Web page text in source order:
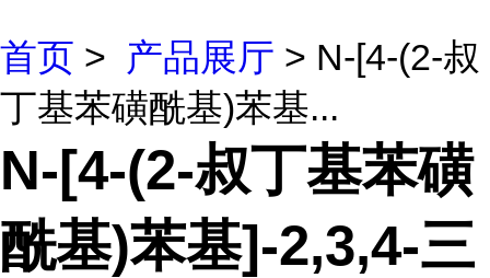
首页 > 产品展厅 > N-[4-(2-叔
丁基苯磺酰基)苯基...
N-[4-(2-叔丁基苯磺
酰基)苯基]-2,3,4-三